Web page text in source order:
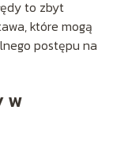
to zbyt
które mogą
postępu na
w